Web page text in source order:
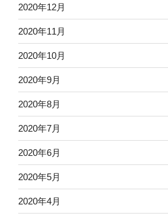
2020年12月
2020年11月
2020年10月
2020年9月
2020年8月
2020年7月
2020年6月
2020年5月
2020年4月